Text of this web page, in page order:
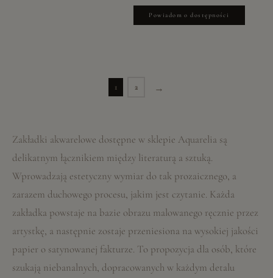
Powiadom o dostępności
1 2
Zakładki akwarelowe dostępne w sklepie Aquarelia są
delikatnym łącznikiem między literaturą a sztuką.
Wprowadzają estetyczny wymiar do tak prozaicznego, a
zarazem duchowego procesu, jakim jest czytanie. Każda
zakładka powstaje na bazie obrazu malowanego ręcznie przez
artystkę, a następnie zostaje przeniesiona na wysokiej jakości
papier o satynowanej fakturze. To propozycja dla osób, które
szukają niebanalnych, dopracowanych w każdym detalu